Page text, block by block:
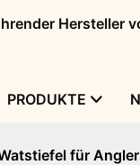
Hersteller
PRODUKTE
für Angler